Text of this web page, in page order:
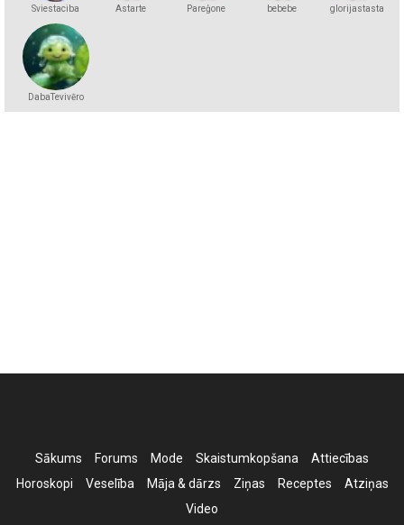
Sviestaciba Astarte Pareģone bebebe glorijastasta
DabaTevivēro
Sākums Forums Mode Skaistumkopšana
Attiecības
Horoskopi
Veselība Māja & dārzs Ziņas Receptes
Atziņas
Video